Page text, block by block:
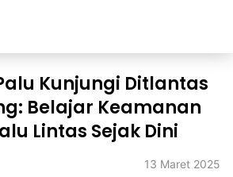
Kunjungi Ditlantas
Belajar Keamanan
Lintas Sejak Dini
13 Maret 2025